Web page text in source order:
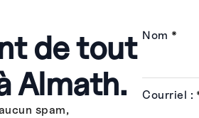
de tout
Almath.
spam,
Nom *
Courriel :